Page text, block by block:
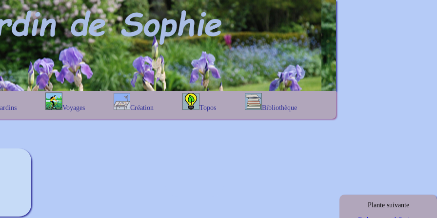
Voyages
En Belgique
Création
Prairies fleuries
Topos
Les chênes
Bibliothèque
Lexique noms propres
Plante suivante